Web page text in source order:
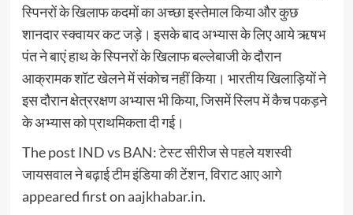
स्पिनरों के खिलाफ कदमों का अच्छा इस्तेमाल किया और कुछ
शानदार स्क्वायर कट जड़े। इसके बाद अभ्यास के लिए आये ऋषभ
पंत ने बाएं हाथ के स्पिनरों के खिलाफ बल्लेबाजी के दौरान
आक्रामक शॉट खेलने में संकोच नहीं किया। भारतीय खिलाड़ियों ने
इस दौरान क्षेत्ररक्षण अभ्यास भी किया, जिसमें स्लिप में कैच पकड़ने
के अभ्यास को प्राथमिकता दी गई।
The post IND vs BAN: टेस्ट सीरीज से पहले यशस्वी
जायसवाल ने बढ़ाई टीम इंडिया की टेंशन, विराट आए आगे
appeared first on aajkhabar.in.